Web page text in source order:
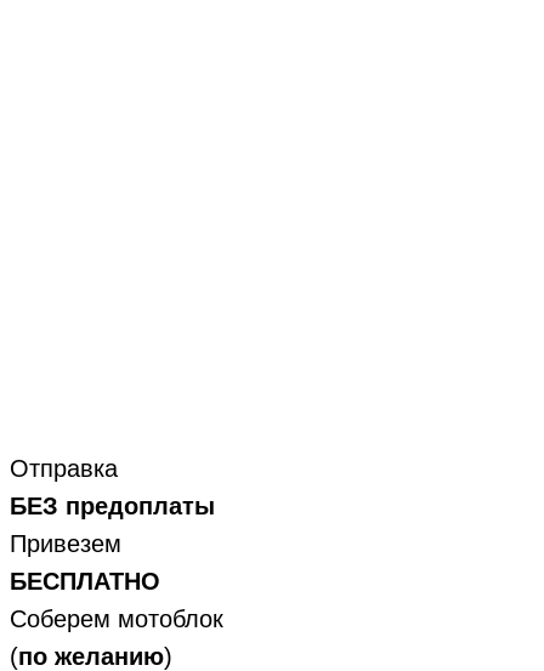
Отправка
БЕЗ предоплаты
Привезем
БЕСПЛАТНО
Соберем мотоблок
(по желанию)